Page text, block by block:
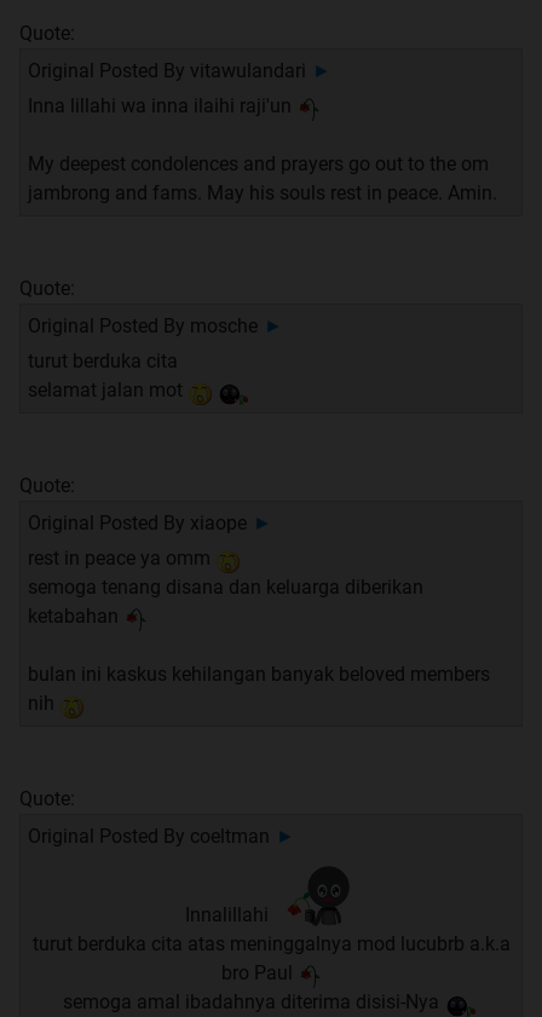
Quote:
Original Posted By vitawulandari ►
Inna lillahi wa inna ilaihi raji'un
My deepest condolences and prayers go out to the om
jambrong and fams. May his souls rest in peace. Amin.
Quote:
Original Posted By mosche ►
turut berduka cita
selamat jalan mot
Quote:
Original Posted By xiaope ►
rest in peace ya omm
semoga tenang disana dan keluarga diberikan
ketabahan
bulan ini kaskus kehilangan banyak beloved members
nih
Quote:
Original Posted By coeltman ►
Innalillahi
turut berduka cita atas meninggalnya mod lucubrb a.k.a
bro Paul
semoga amal ibadahnya diterima disisi-Nya